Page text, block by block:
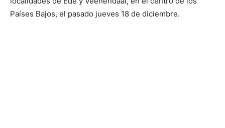
Países Bajos, el pasado jueves 18 de diciembre.